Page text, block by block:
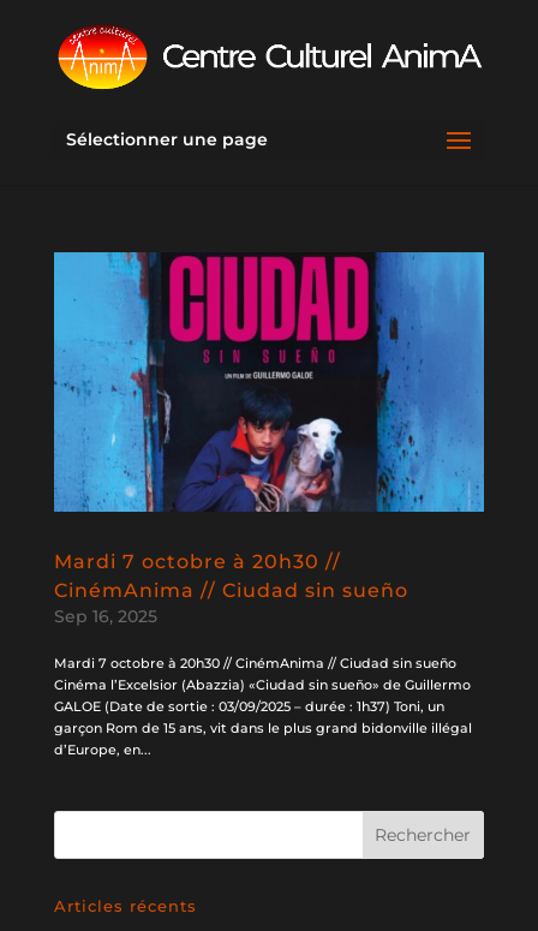
Sélectionner une page
Mardi 7 octobre à 20h30 //
CinémAnima // Ciudad sin sueño
Sep 16, 2025
Mardi 7 octobre à 20h30 // CinémAnima // Ciudad sin sueño
Cinéma l’Excelsior (Abazzia) «Ciudad sin sueño» de Guillermo
GALOE (Date de sortie : 03/09/2025 – durée : 1h37) Toni, un
garçon Rom de 15 ans, vit dans le plus grand bidonville illégal
d’Europe, en...
Articles récents